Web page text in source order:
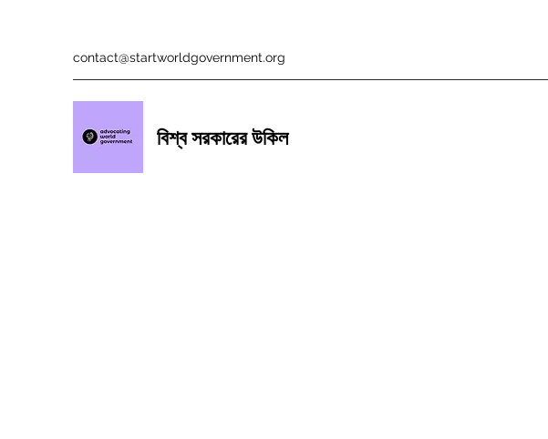
contact@startworldgovernment.org
বিশ্ব সরকারের উকিল